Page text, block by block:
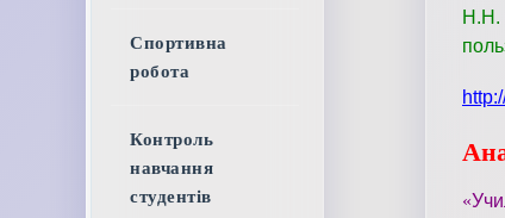
Н.Н.
«
Спортивна
робота
Контроль
навчання
студентів